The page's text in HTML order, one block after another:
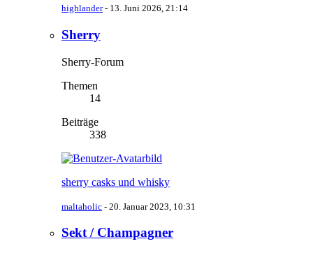
highlander- 13. Juni 2026, 21:14
Sherry
Sherry-Forum
Themen
14
Beiträge
338
sherry casks und whisky
maltaholic - 20. Januar 2023, 10:31
Sekt / Champagner